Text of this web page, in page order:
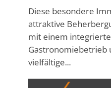
Diese besondere
attraktive
mit einem
Gastronomiebetrieb
vielfältige...